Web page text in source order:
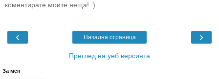
коментирате моите неща! :)
‹ ›
Начална страница
Преглед на уеб версията
За мен